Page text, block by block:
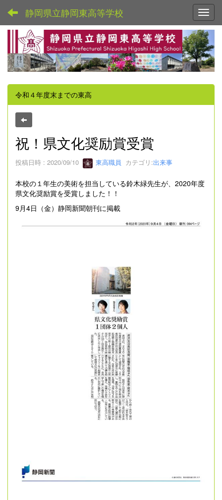
静岡県立静岡東高等学校
令和４年度末までの東高
祝！県文化奨励賞受賞
投稿日時 : 2020/09/10 東高職員 カテゴリ:出来事
本校の１年生の美術を担当している鈴木緑先生が、2020年度
県文化奨励賞を受賞しました！！
9月4日（金）静岡新聞朝刊に掲載